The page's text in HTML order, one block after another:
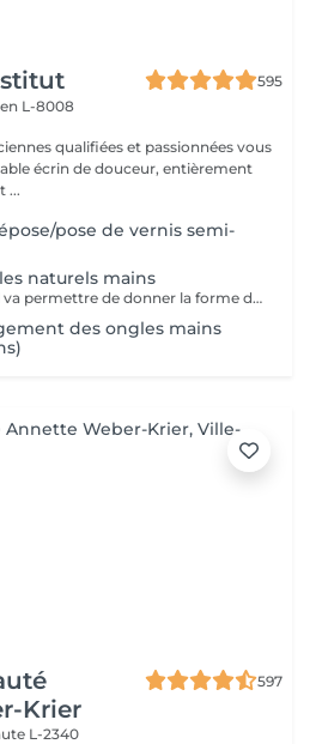
595
L-8008
qualifiées et passionnées vous
écrin de douceur, entièrement
...
pose de vernis semi-
naturels mains
La pose complète de gel va permettre de donner la forme désirée en rallongeant (ou pas) les ongles (préalablement préparés) soit par la technique du chablon (rallongement au gel) soit par les capsules. Ensuite vient la pose du gel qui sera façonné et enfin la pose de la couleur ou de la French.
des ongles mains
Krier
597
L-2340